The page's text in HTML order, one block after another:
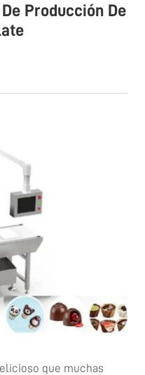
Producción De
que muchas